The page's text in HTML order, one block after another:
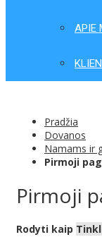
APIE
Pradžia
Dovanos
Namams ir
Pirmoji
Pirmoji
Rodyti kaip